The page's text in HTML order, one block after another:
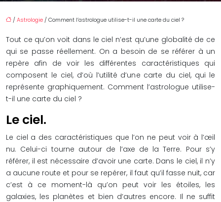
/Astrologie / Comment l’astrologue utilise-t-il une carte du ciel ?
Tout ce qu’on voit dans le ciel n’est qu’une globalité de ce
qui se passe réellement. On a besoin de se référer à un
repère afin de voir les différentes caractéristiques qui
composent le ciel, d’où l’utilité d’une carte du ciel, qui le
représente graphiquement. Comment l’astrologue utilise-
t-il une carte du ciel ?
Le ciel.
Le ciel a des caractéristiques que l’on ne peut voir à l’œil
nu. Celui-ci tourne autour de l’axe de la Terre. Pour s’y
référer, il est nécessaire d’avoir une carte. Dans le ciel, il n’y
a aucune route et pour se repérer, il faut qu’il fasse nuit, car
c’est à ce moment-là qu’on peut voir les étoiles, les
galaxies, les planètes et bien d’autres encore. Il ne suffit